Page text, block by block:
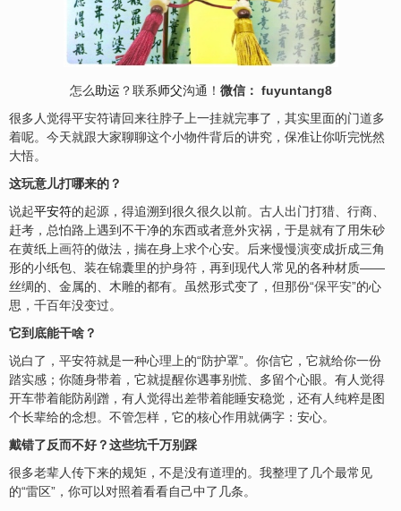
怎么助运 ？联系师父沟通！ 微信： fuyuntang8
很多人觉得平安符请回来往脖子上一挂就完事了，其实里面的门道多
着呢。今天就跟大家聊聊这个小物件背后的讲究，保准让你听完恍然
大悟。
这玩意儿打哪来的？
说起平安符的起源，得追溯到很久很久以前。古人出门打猎、行商、
赶考，总怕路上遇到不干净的东西或者意外灾祸，于是就有了用朱砂
在黄纸上画符的做法，揣在身上求个心安。后来慢慢演变成折成三角
形的小纸包、装在锦囊里的护身符 ，再到现代人常见的各种材质——
丝绸的、金属的、木雕的都有。虽然形式变了，但那份“保平安”的心
思，千百年没变过。
它到底能干啥？
说白了，平安符就是一种心理上的“防护罩”。你信它，它就给你一份
踏实感；你随身带着，它就提醒你遇事别慌、多留个心眼。有人觉得
开车带着能防剐蹭，有人觉得出差带着能睡安稳觉，还有人纯粹是图
个长辈给的念想。不管怎样，它的核心作用就俩字：安心。
戴错了反而不好？这些坑千万别踩
很多老辈人传下来的规矩，不是没有道理的。我整理了几个最常见
的“雷区”，你可以对照着看看自己中了几条。